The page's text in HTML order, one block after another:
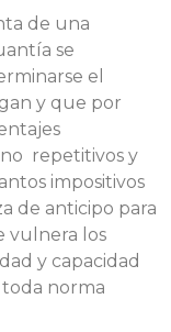
de una
se
el
y que por
repetitivos y
impositivos
de anticipo para
vulnera los
y capacidad
norma